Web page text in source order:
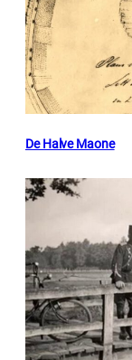
De Halve Maone